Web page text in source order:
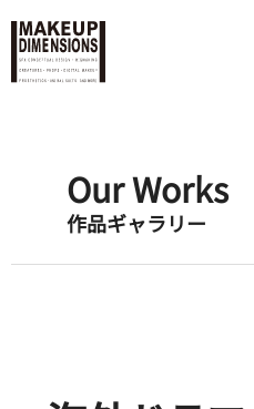
Our Works
作品ギャラリー